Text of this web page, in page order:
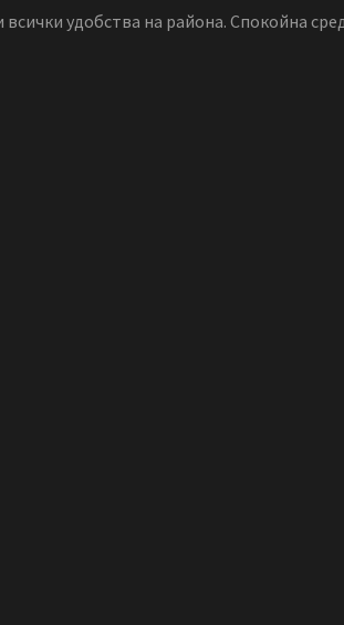
удобства на района. Спокойна